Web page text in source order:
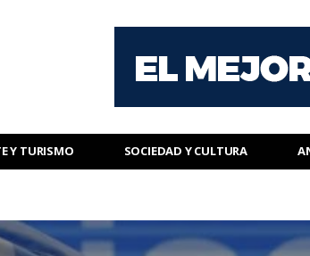
Y TURISMO SOCIEDAD Y CULTURA